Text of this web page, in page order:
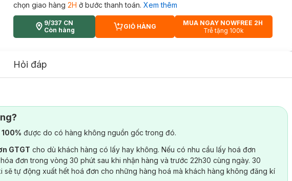
chọn giao hàng 2H ở bước thanh toán. Xem thêm
9/337 CN
Còn hàng
CART PLUS ICON
GIỎ HÀNG
MUA NGAY NOWFREE 2H
Trễ tặng 100k
Hỏi đáp
được do có hàng không nguồn gốc trong đó.
GTGT cho dù khách hàng có lấy hay không. Nếu có nhu cầu lấy hoá đơn
đơn trong vòng 30 phút sau khi nhận hàng và trước 22h30 cùng ngày. 30
sẽ tự động xuất hết hoá đơn cho những hàng hoá mà khách hàng không đăng kí